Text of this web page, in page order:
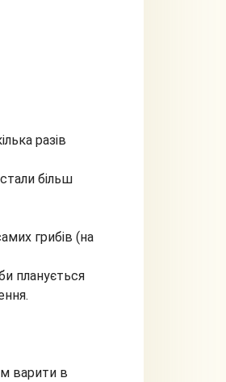
разів
більш
грибів (на
планується
варити в